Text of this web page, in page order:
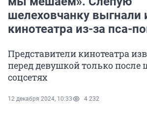
шелеховчанку выгнали
кинотеатра из-за пса-
Представители кинотеатра
перед девушкой только
соцсетях
12 декабря 2024, 10:33 4 232